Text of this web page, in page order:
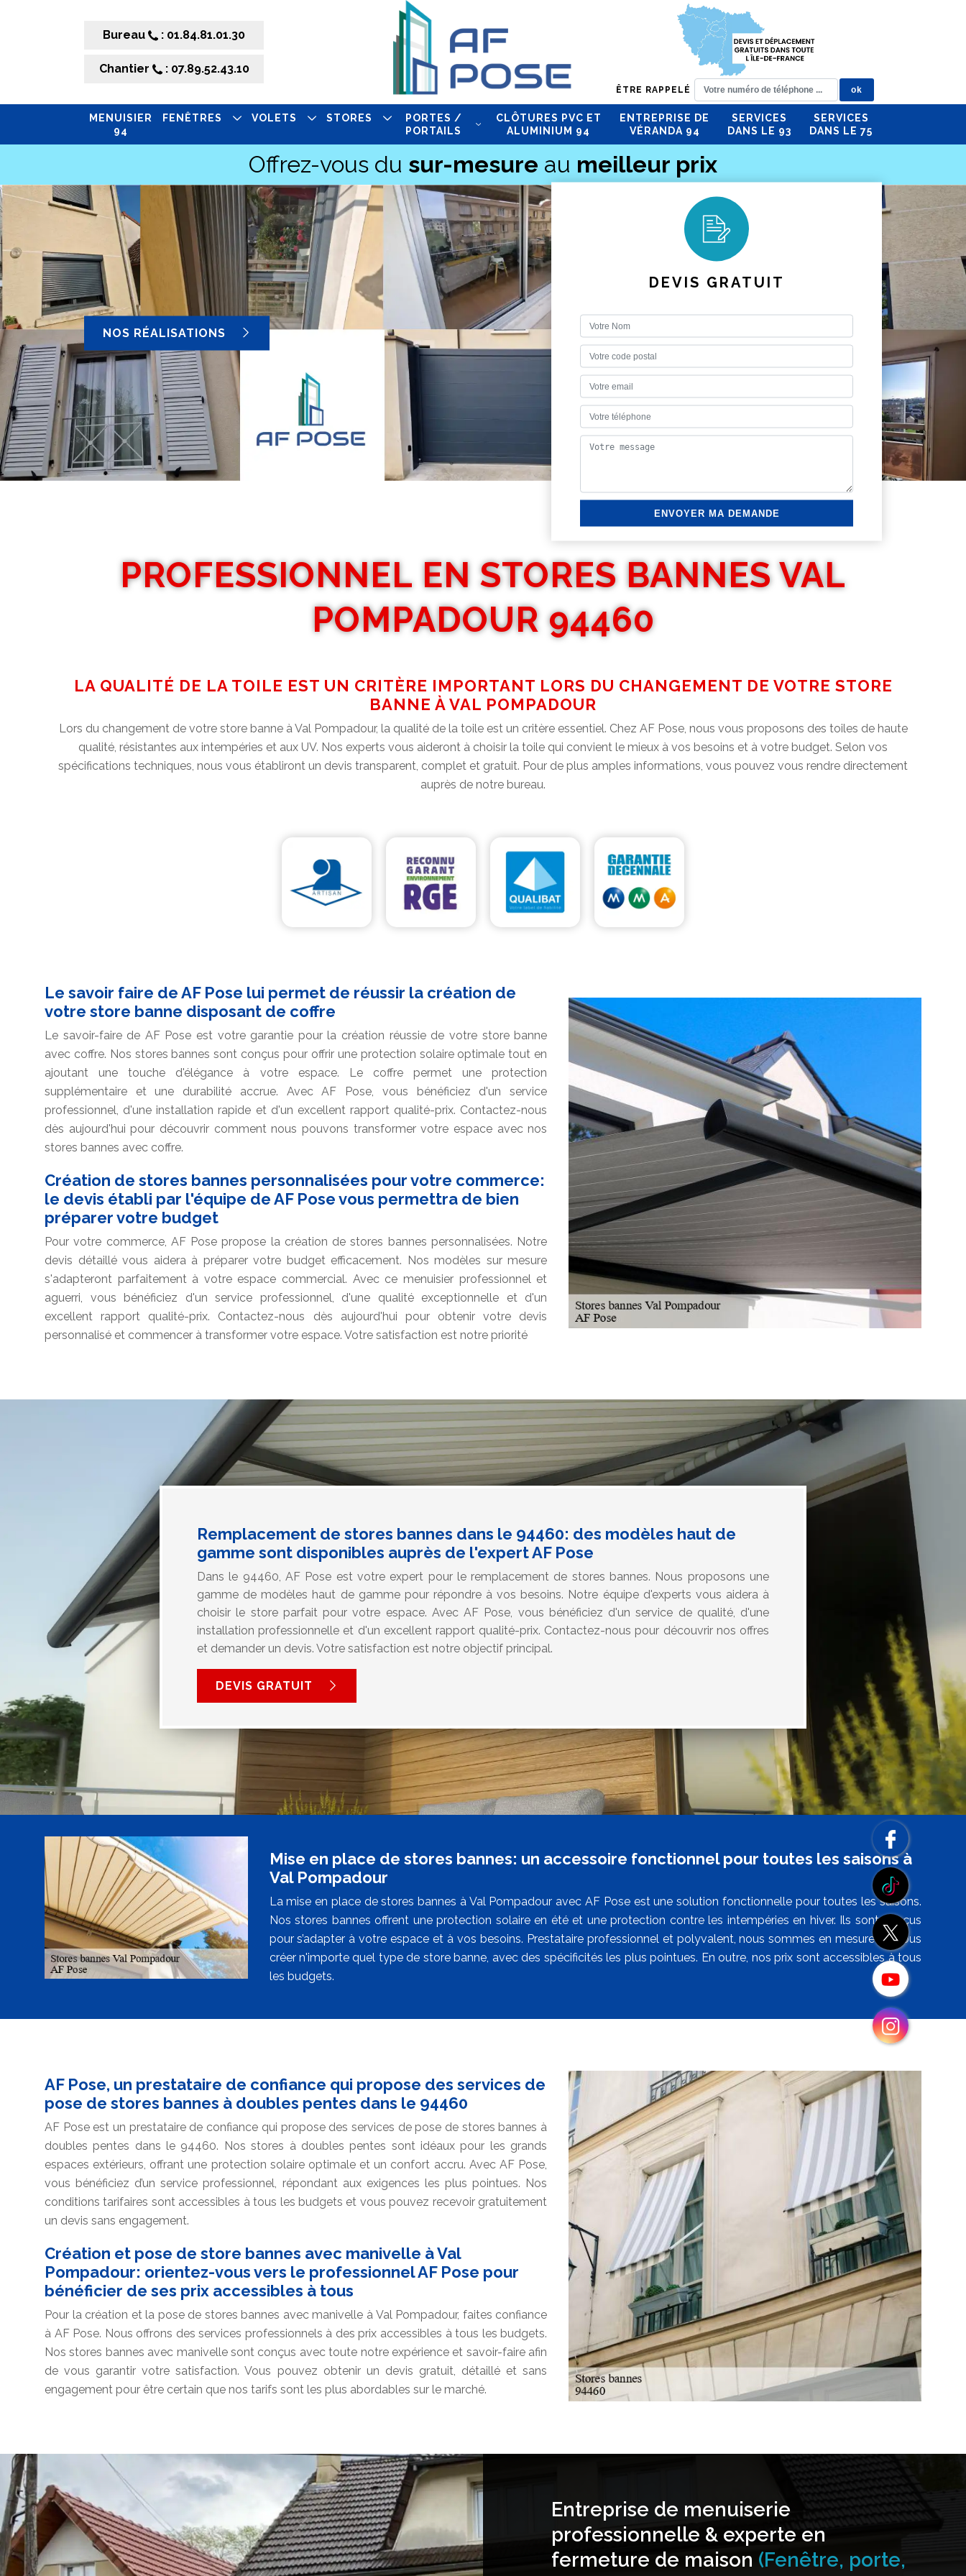
Bureau : 01.84.81.01.30
Chantier : 07.89.52.43.10
ÊTRE RAPPELÉ
MENUISIER
94
FENÊTRES VOLETS STORES
PORTES /
PORTAILS
CLÔTURES PVC ET
ALUMINIUM 94
ENTREPRISE DE
VÉRANDA 94
SERVICES
DANS LE 93
SERVICES
DANS LE 75
Offrez-vous du sur-mesure au meilleur prix
NOS RÉALISATIONS
DEVIS GRATUIT
PROFESSIONNEL EN STORES BANNES VAL
POMPADOUR 94460
LA QUALITÉ DE LA TOILE EST UN CRITÈRE IMPORTANT LORS DU CHANGEMENT DE VOTRE STORE
BANNE À VAL POMPADOUR
Lors du changement de votre store banne à Val Pompadour, la qualité de la toile est un critère essentiel. Chez AF Pose, nous vous proposons des toiles de haute
qualité, résistantes aux intempéries et aux UV. Nos experts vous aideront à choisir la toile qui convient le mieux à vos besoins et à votre budget. Selon vos
spécifications techniques, nous vous établiront un devis transparent, complet et gratuit. Pour de plus amples informations, vous pouvez vous rendre directement
auprès de notre bureau.
Le savoir faire de AF Pose lui permet de réussir la création de
votre store banne disposant de coffre
Le savoir-faire de AF Pose est votre garantie pour la création réussie de votre store banne
avec coffre. Nos stores bannes sont conçus pour offrir une protection solaire optimale tout en
ajoutant une touche d'élégance à votre espace. Le coffre permet une protection
supplémentaire et une durabilité accrue. Avec AF Pose, vous bénéficiez d'un service
professionnel, d'une installation rapide et d'un excellent rapport qualité-prix. Contactez-nous
dès aujourd'hui pour découvrir comment nous pouvons transformer votre espace avec nos
stores bannes avec coffre.
Création de stores bannes personnalisées pour votre commerce:
le devis établi par l'équipe de AF Pose vous permettra de bien
préparer votre budget
Pour votre commerce, AF Pose propose la création de stores bannes personnalisées. Notre
devis détaillé vous aidera à préparer votre budget efficacement. Nos modèles sur mesure
s'adapteront parfaitement à votre espace commercial. Avec ce menuisier professionnel et
aguerri, vous bénéficiez d'un service professionnel, d'une qualité exceptionnelle et d'un
excellent rapport qualité-prix. Contactez-nous dès aujourd'hui pour obtenir votre devis
personnalisé et commencer à transformer votre espace. Votre satisfaction est notre priorité
Remplacement de stores bannes dans le 94460: des modèles haut de
gamme sont disponibles auprès de l'expert AF Pose
Dans le 94460, AF Pose est votre expert pour le remplacement de stores bannes. Nous proposons une
gamme de modèles haut de gamme pour répondre à vos besoins. Notre équipe d'experts vous aidera à
choisir le store parfait pour votre espace. Avec AF Pose, vous bénéficiez d'un service de qualité, d'une
installation professionnelle et d'un excellent rapport qualité-prix. Contactez-nous pour découvrir nos offres
et demander un devis. Votre satisfaction est notre objectif principal.
DEVIS GRATUIT
Mise en place de stores bannes: un accessoire fonctionnel pour toutes les saisons à
Val Pompadour
La mise en place de stores bannes à Val Pompadour avec AF Pose est une solution fonctionnelle pour toutes les saisons.
Nos stores bannes offrent une protection solaire en été et une protection contre les intempéries en hiver. Ils sont conçus
pour s’adapter à votre espace et à vos besoins. Prestataire professionnel et polyvalent, nous sommes en mesure de vous
créer n'importe quel type de store banne, avec des spécificités les plus pointues. En outre, nos prix sont accessibles à tous
les budgets.
AF Pose, un prestataire de confiance qui propose des services de
pose de stores bannes à doubles pentes dans le 94460
AF Pose est un prestataire de confiance qui propose des services de pose de stores bannes à
doubles pentes dans le 94460. Nos stores à doubles pentes sont idéaux pour les grands
espaces extérieurs, offrant une protection solaire optimale et un confort accru. Avec AF Pose,
vous bénéficiez d’un service professionnel, répondant aux exigences les plus pointues. Nos
conditions tarifaires sont accessibles à tous les budgets et vous pouvez recevoir gratuitement
un devis sans engagement.
Création et pose de store bannes avec manivelle à Val
Pompadour: orientez-vous vers le professionnel AF Pose pour
bénéficier de ses prix accessibles à tous
Pour la création et la pose de stores bannes avec manivelle à Val Pompadour, faites confiance
à AF Pose. Nous offrons des services professionnels à des prix accessibles à tous les budgets.
Nos stores bannes avec manivelle sont conçus avec toute notre expérience et savoir-faire afin
de vous garantir votre satisfaction. Vous pouvez obtenir un devis gratuit, détaillé et sans
engagement pour être certain que nos tarifs sont les plus abordables sur le marché.
Entreprise de menuiserie
professionnelle & experte en
fermeture de maison (Fenêtre, porte,